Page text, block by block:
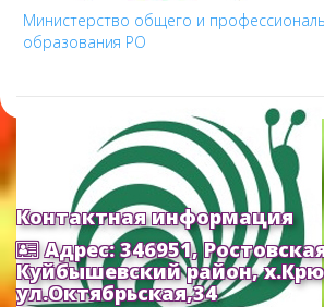
Министерство общего и
образования РО
Контактная информация
Адрес: 346951,
Куйбышевский район,
ул.Октябрьская,34